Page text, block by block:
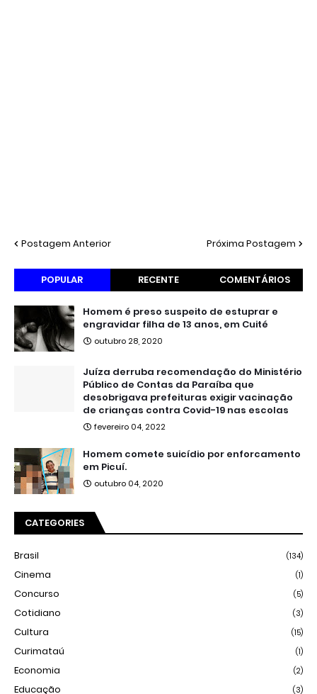
Postagem Anterior Próxima Postagem
POPULAR RECENTE COMENTÁRIOS
Homem é preso suspeito de estuprar e
engravidar filha de 13 anos, em Cuité
outubro 28, 2020
Juíza derruba recomendação do Ministério
Público de Contas da Paraíba que
desobrigava prefeituras exigir vacinação
de crianças contra Covid-19 nas escolas
fevereiro 04, 2022
Homem comete suicídio por enforcamento
em Picuí.
outubro 04, 2020
CATEGORIES
Brasil (134)
Cinema (1)
Concurso (5)
Cotidiano (3)
Cultura (15)
Curimataú (1)
Economia (2)
Educação (3)